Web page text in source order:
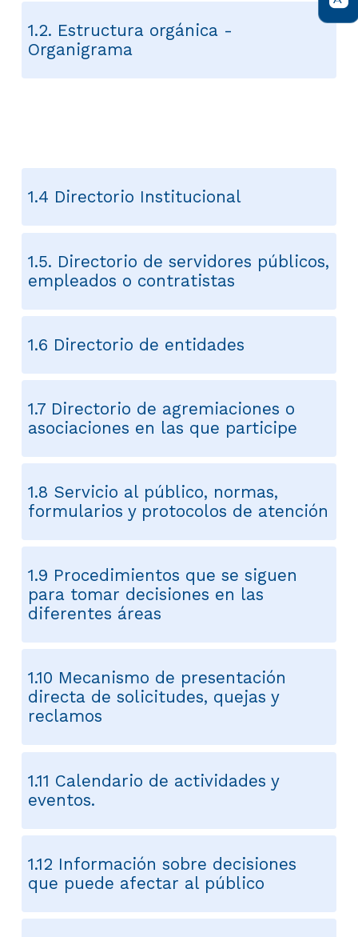
1.2. Estructura orgánica -
Organigrama
1.4 Directorio Institucional
1.5. Directorio de servidores públicos,
empleados o contratistas
1.6 Directorio de entidades
1.7 Directorio de agremiaciones o
asociaciones en las que participe
1.8 Servicio al público, normas,
formularios y protocolos de atención
1.9 Procedimientos que se siguen
para tomar decisiones en las
diferentes áreas
1.10 Mecanismo de presentación
directa de solicitudes, quejas y
reclamos
1.11 Calendario de actividades y
eventos.
1.12 Información sobre decisiones
que puede afectar al público